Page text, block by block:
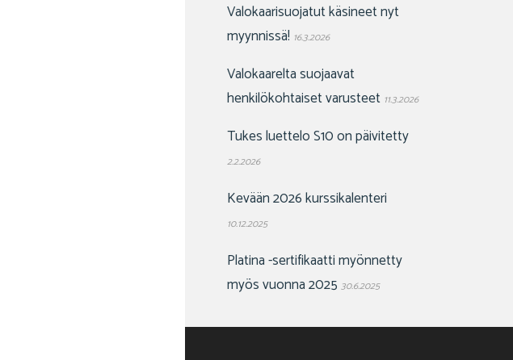
Valokaarisuojatut käsineet nyt
myynnissä! 16.3.2026
Valokaarelta suojaavat
henkilökohtaiset varusteet 11.3.2026
Tukes luettelo S10 on päivitetty
2.2.2026
Kevään 2026 kurssikalenteri
10.12.2025
Platina -sertifikaatti myönnetty
myös vuonna 2025 30.6.2025